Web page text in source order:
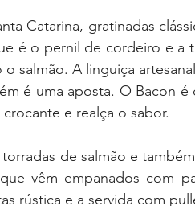
Catarina, gratinadas
é o pernil de cordeiro e a
salmão. A linguiça
é uma aposta. O Bacon
e realça o sabor.
de salmão e
vêm empanados com
rústica e a servida com